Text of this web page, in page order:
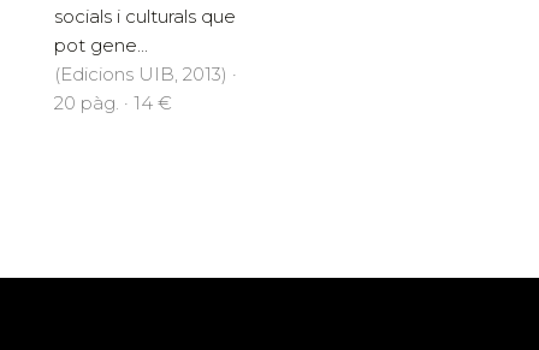
socials i culturals que
pot gene...
(Edicions UIB, 2013) ·
20 pàg. · 14 €